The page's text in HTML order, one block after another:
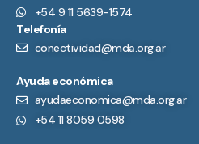
+54 9 11 5639-1574
Telefonía
conectividad@mda.org.ar
Ayuda económica
ayudaeconomica@mda.org.ar
+54 11 8059 0598